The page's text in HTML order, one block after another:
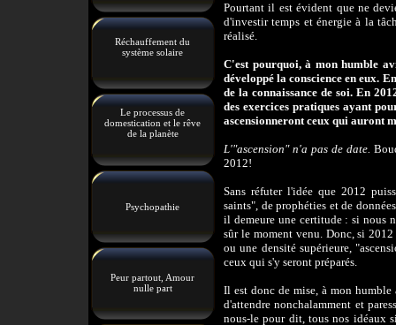
Réchauffement du
système solaire
Le processus de
domestication et le rêve
de la planète
Psychopathie
Peur partout, Amour
nulle part
Pourtant il est évident que ne
d'investir temps et énergie à la
réalisé.
C'est pourquoi, à mon humble
développé la conscience en eux.
de la connaissance de soi. En
des exercices pratiques ayant
ascensionneront ceux qui auront
L'"ascension" n'a pas de date.
2012!
Sans réfuter l'idée que 2012
saints", de prophéties et de
il demeure une certitude : si nous
sûr le moment venu. Donc, si
ou une densité supérieure,
ceux qui s'y seront préparés.
Il est donc de mise, à mon
d'attendre nonchalamment et
nous-le pour dit, tous nos idéaux